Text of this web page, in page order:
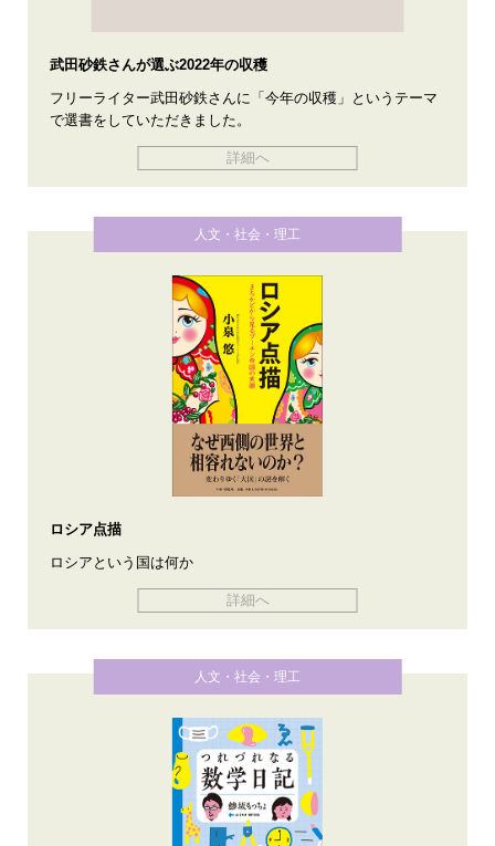
武田砂鉄さんが選ぶ2022年の収穫
フリーライター武田砂鉄さんに「今年の収穫」というテーマ
で選書をしていただきました。
詳細へ
人文・社会・理工
ロシア点描
ロシアという国は何か
詳細へ
人文・社会・理工